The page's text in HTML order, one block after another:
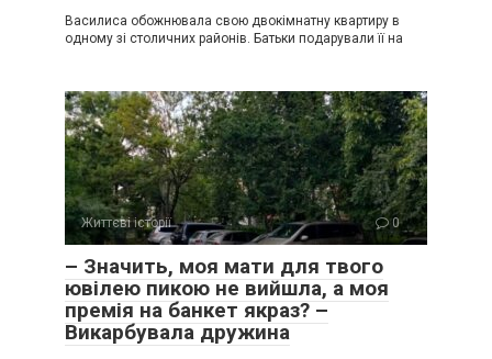
Василиса обожнювала свою двокімнатну квартиру в
одному зі столичних районів. Батьки подарували її на
Життєві історії 0
– Значить, моя мати для твого
ювілею пикою не вийшла, а моя
премія на банкет якраз? –
Викарбувала дружина